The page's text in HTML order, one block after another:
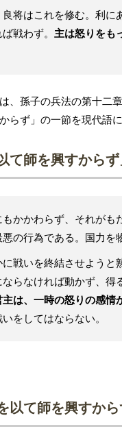
将はこれを修む。利に
戦わず。 主は怒りをも
、孫子の兵法の第十二
らず」の一節を現代語に
て師を興すから
かかわらず、それがも
の行為である。国力を
戦いを終結させようと
らなければ動かず、得
主は、一時の怒りの感情
をしてはならない。
以て師を興すか